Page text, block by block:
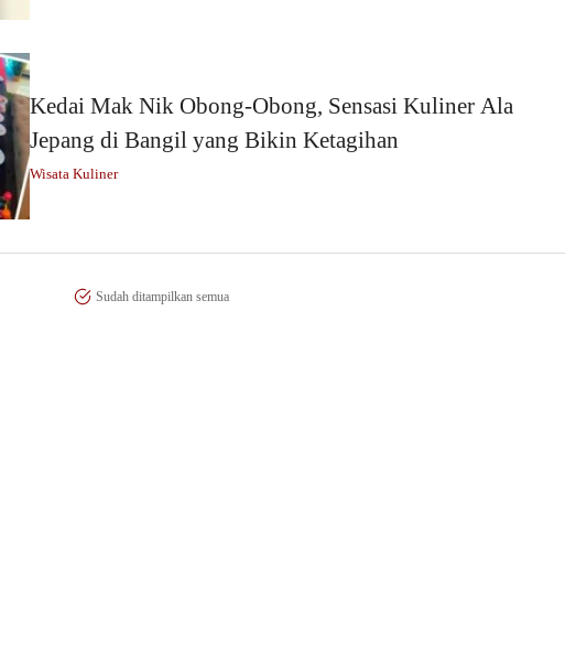
Kedai Mak Nik Obong-Obong, Sensasi Kuliner Ala
Jepang di Bangil yang Bikin Ketagihan
Wisata Kuliner
Sudah ditampilkan semua